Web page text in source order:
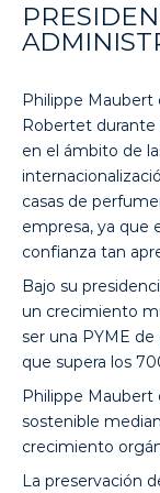
Philippe Maubert
Robertet durante
en el ámbito de
casas de
empresa, ya que
confianza tan
Bajo su
un crecimiento
ser una PYME
que supera los
Philippe Maubert
sostenible
crecimiento
La preservación